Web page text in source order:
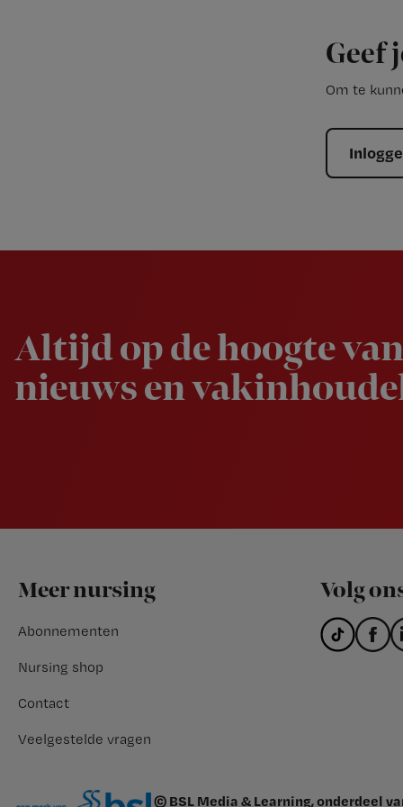
Geef
Om te
Altijd op de hoogte
nieuws en
Footer
Meer nursing
Abonnementen
Nursing shop
Contact
Veelgestelde vragen
Volg
© BSL Media & Learning, onderdeel